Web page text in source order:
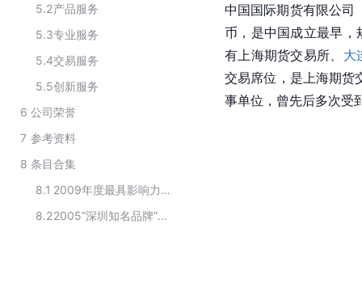
5.2产品服务
5.3专业服务
5.4交易服务
5.5创新服务
6 公司荣誉
7 参考资料
8 条目合集
8.1
2009年度最具影响力的期货公司
8.2
2005“深圳知名品牌”获奖企业名单
中国国际期货有限公司
币，是中国成立最早，
有上海期货交易所、 大
交易席位，是上海期货
事单位，曾先后多次受